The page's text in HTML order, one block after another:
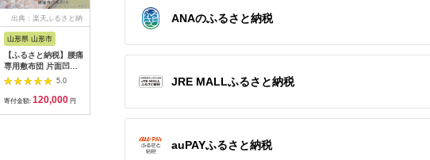
出典：楽天ふるさと納
山形県 山形市
【ふるさと納税】腰痛
専用敷布団 片面凹凸
レギュラータイプ(ピ
ンク) FZ26-909 寝具
ふとん アサギ
5.0
寄付金額: 120,000 円
出典：ふるさとチョイ
ピマ・コットン 掛布
《綿 100% 天然 素材
上質 睡眠》◇
出典：ふるさとチョイ
【肌掛け布団】抗ウイ
肌掛け布団 （シング
ル：１５０ｃｍｘ２１
｜ ホワイトダウン
85％ 羽毛ふとん 羽毛
限定 訳あり 訳アリ 掛
5.0
【数量限定 セット返
ド
ANAのふるさと納税
JRE MALLふるさと納税
auPAYふるさと納税